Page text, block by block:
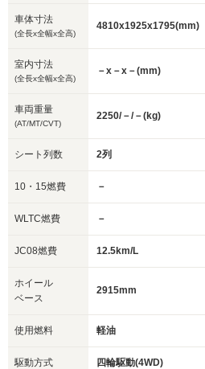
車体寸法
(全長x全幅x全高)
4810x1925x1795(mm)
室内寸法
(全長x全幅x全高)
－x－x－(mm)
車両重量
(AT/MT/CVT)
2250/－/－(kg)
シート列数 2列
10・15燃費 －
WLTC燃費 －
JC08燃費 12.5km/L
ホイール
ベース
2915mm
使用燃料 軽油
駆動方式 四輪駆動(4WD)